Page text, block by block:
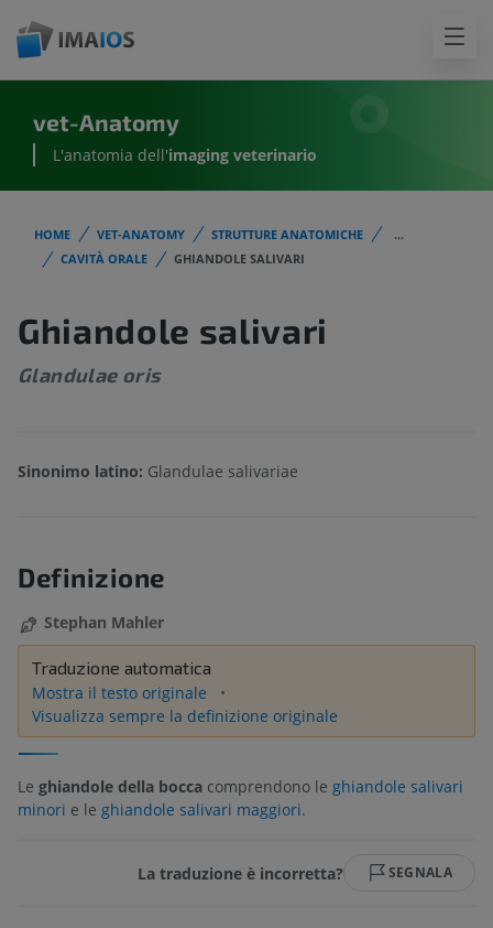
vet-Anatomy
L'anatomia dell'imaging veterinario
HOME VET-ANATOMY STRUTTURE ANATOMICHE
...
CAVITÀ ORALE
GHIANDOLE SALIVARI
Ghiandole salivari
Glandulae oris
Sinonimo latino: Glandulae salivariae
Definizione
Stephan Mahler
Traduzione automatica
Mostra il testo originale
Visualizza sempre la definizione originale
Le ghiandole della bocca comprendono le ghiandole salivari
minori e le ghiandole salivari maggiori.
La traduzione è incorretta? SEGNALA